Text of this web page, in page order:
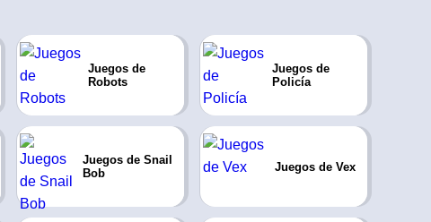
Juegos de
Robots
Juegos de
Policía
Juegos de Snail
Bob
Juegos de Vex